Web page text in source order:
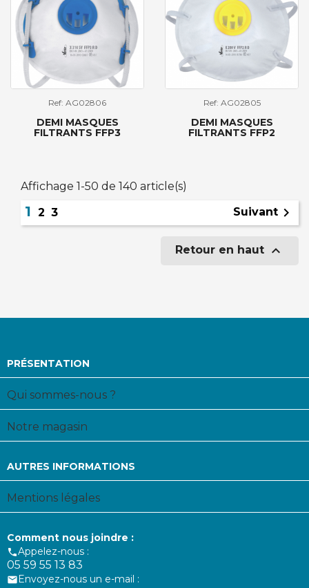
Ref: AG02806
DEMI MASQUES
FILTRANTS FFP3
Ref: AG02805
DEMI MASQUES
FILTRANTS FFP2
Affichage 1-50 de 140 article(s)
1 2 3 Suivant 
Retour en haut 
PRÉSENTATION
Qui sommes-nous ?
Notre magasin
AUTRES INFORMATIONS
Mentions légales
Comment nous joindre :
Appelez-nous :
05 59 55 13 83
Envoyez-nous un e-mail :